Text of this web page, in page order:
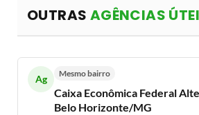
OUTRAS AGÊNCIAS
Ag Mesmo bairro
Caixa Econômica Federal
Belo Horizonte/MG